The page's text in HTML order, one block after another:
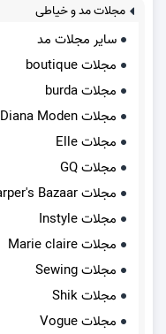
مجلات مد و خیاطی
سایر مجلات مد
مجلات boutique
مجلات burda
مجلات Diana Moden
مجلات Elle
مجلات GQ
مجلات Harper's Bazaar
مجلات Instyle
مجلات Marie claire
مجلات Sewing
مجلات Shik
مجلات Vogue